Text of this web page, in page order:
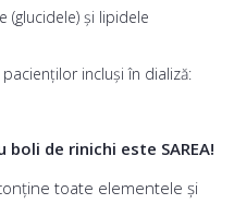
și lipidele
incluși în dializă:
de rinichi este SAREA!
toate elementele și